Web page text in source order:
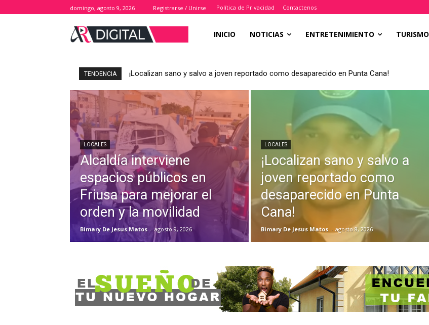
domingo, agosto 9, 2026 Registrarse / Unirse Política de Privacidad Contactenos
INICIO NOTICIAS ENTRETENIMIENTO TURISMO
TENDENCIA ¡Localizan sano y salvo a joven reportado como desaparecido en Punta Cana!
LOCALES
Alcaldía interviene
espacios públicos en
Friusa para mejorar el
orden y la movilidad
Bimary De Jesus Matos - agosto 9, 2026
LOCALES
¡Localizan sano y salvo a
joven reportado como
desaparecido en Punta
Cana!
Bimary De Jesus Matos - agosto 8, 2026